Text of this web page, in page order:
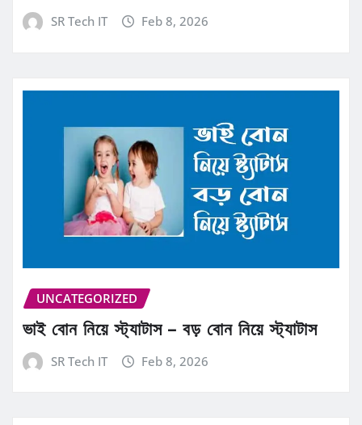
SR Tech IT Feb 8, 2026
UNCATEGORIZED
ভাই বোন নিয়ে স্ট্যাটাস – বড় বোন নিয়ে স্ট্যাটাস
SR Tech IT Feb 8, 2026